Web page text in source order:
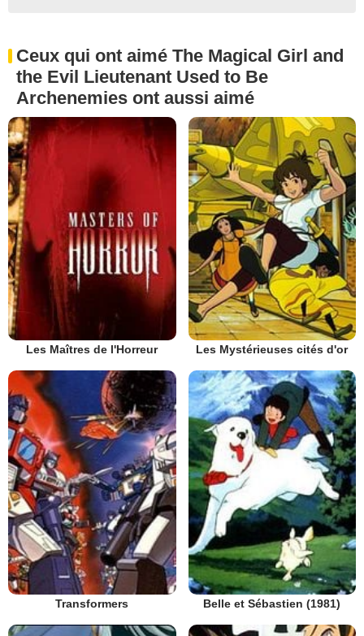
Ceux qui ont aimé The Magical Girl and
the Evil Lieutenant Used to Be
Archenemies ont aussi aimé
Les Maîtres de l'Horreur Les Mystérieuses cités d'or
Transformers Belle et Sébastien (1981)